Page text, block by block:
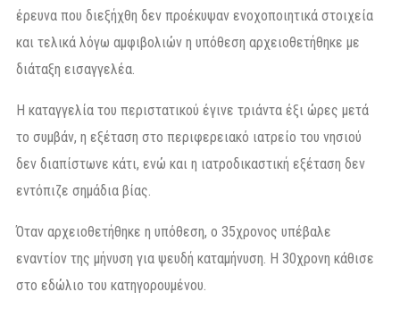
έρευνα που διεξήχθη δεν προέκυψαν ενοχοποιητικά στοιχεία
και τελικά λόγω αμφιβολιών η υπόθεση αρχειοθετήθηκε με
διάταξη εισαγγελέα.
Η καταγγελία του περιστατικού έγινε τριάντα έξι ώρες μετά
το συμβάν, η εξέταση στο περιφερειακό ιατρείο του νησιού
δεν διαπίστωνε κάτι, ενώ και η ιατροδικαστική εξέταση δεν
εντόπιζε σημάδια βίας.
Όταν αρχειοθετήθηκε η υπόθεση, ο 35χρονος υπέβαλε
εναντίον της μήνυση για ψευδή καταμήνυση. Η 30χρονη κάθισε
στο εδώλιο του κατηγορουμένου.